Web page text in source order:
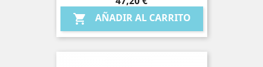
 AÑADIR AL CARRITO